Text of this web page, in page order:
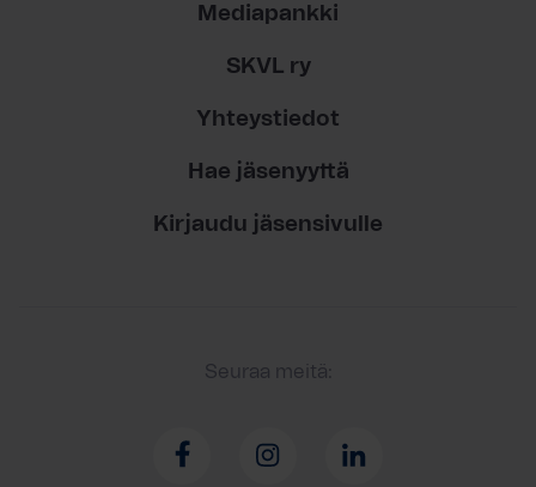
Mediapankki
SKVL ry
Yhteystiedot
Hae jäsenyyttä
Kirjaudu jäsensivulle
Seuraa meitä: